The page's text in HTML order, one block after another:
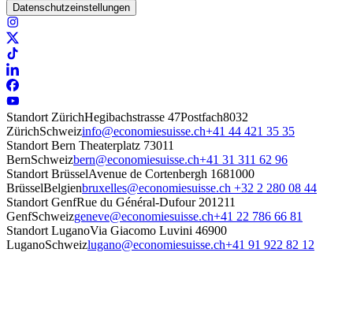
Datenschutzeinstellungen
Standort ZürichHegibachstrasse 47Postfach8032
ZürichSchweizinfo@economiesuisse.ch+41 44 421 35 35
Standort Bern Theaterplatz 73011
BernSchweizbern@economiesuisse.ch+41 31 311 62 96
Standort BrüsselAvenue de Cortenbergh 1681000
BrüsselBelgienbruxelles@economiesuisse.ch +32 2 280 08 44
Standort GenfRue du Général-Dufour 201211
GenfSchweizgeneve@economiesuisse.ch+41 22 786 66 81
Standort LuganoVia Giacomo Luvini 46900
LuganoSchweizlugano@economiesuisse.ch+41 91 922 82 12